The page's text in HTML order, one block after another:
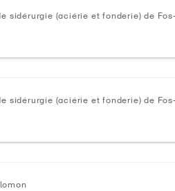
sidérurgie (aciérie et fonderie) de
sidérurgie (aciérie et fonderie) de